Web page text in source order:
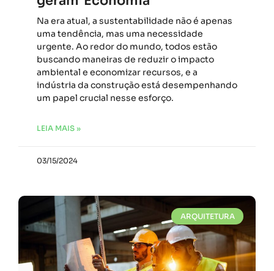
Na era atual, a sustentabilidade não é apenas
uma tendência, mas uma necessidade
urgente. Ao redor do mundo, todos estão
buscando maneiras de reduzir o impacto
ambiental e economizar recursos, e a
indústria da construção está desempenhando
um papel crucial nesse esforço.
LEIA MAIS »
03/15/2024
ARQUITETURA